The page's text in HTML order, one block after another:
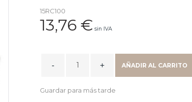
15RC100
13,76 € sin IVA
PIZARRA
AÑADIR AL CARRITO
Guardar para más tarde